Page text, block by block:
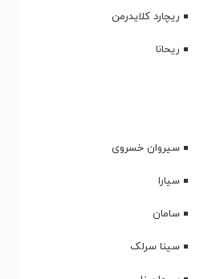
ریچارد کلایدرمن
ریحانا
سیروان خسروی
سیارا
سامان
سینا سرلک